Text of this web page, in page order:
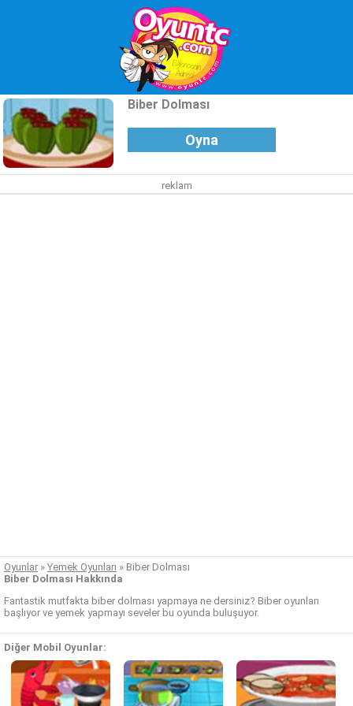
Biber Dolması
Oyna
reklam
Oyunlar » Yemek Oyunları » Biber Dolması
Biber Dolması Hakkında
Fantastik mutfakta biber dolması yapmaya ne dersiniz? Biber oyunları
başlıyor ve yemek yapmayı seveler bu oyunda buluşuyor.
Diğer Mobil Oyunlar: